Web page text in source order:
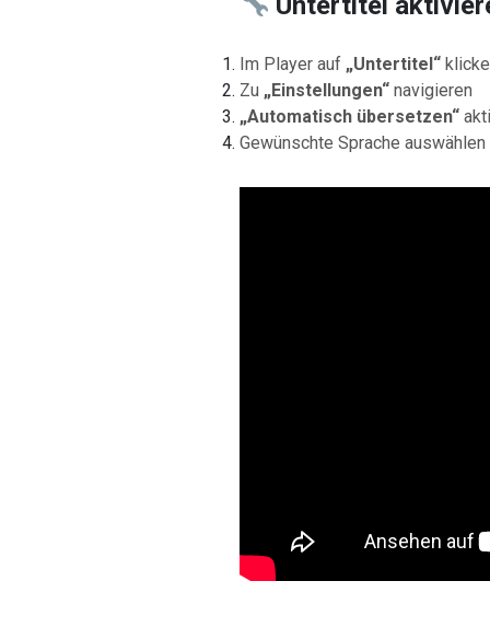
Im Player auf „Untertitel“
Zu „Einstellungen“navigieren
„Automatisch übersetzen“
Gewünschte Sprache auswählen